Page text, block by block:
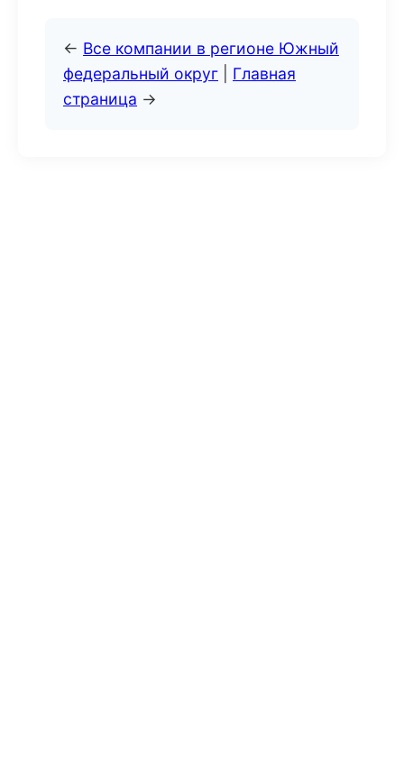
← Все компании в регионе Южный
федеральный округ
Главная
страница →